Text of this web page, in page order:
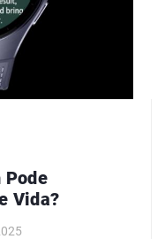
Pode
Vida?